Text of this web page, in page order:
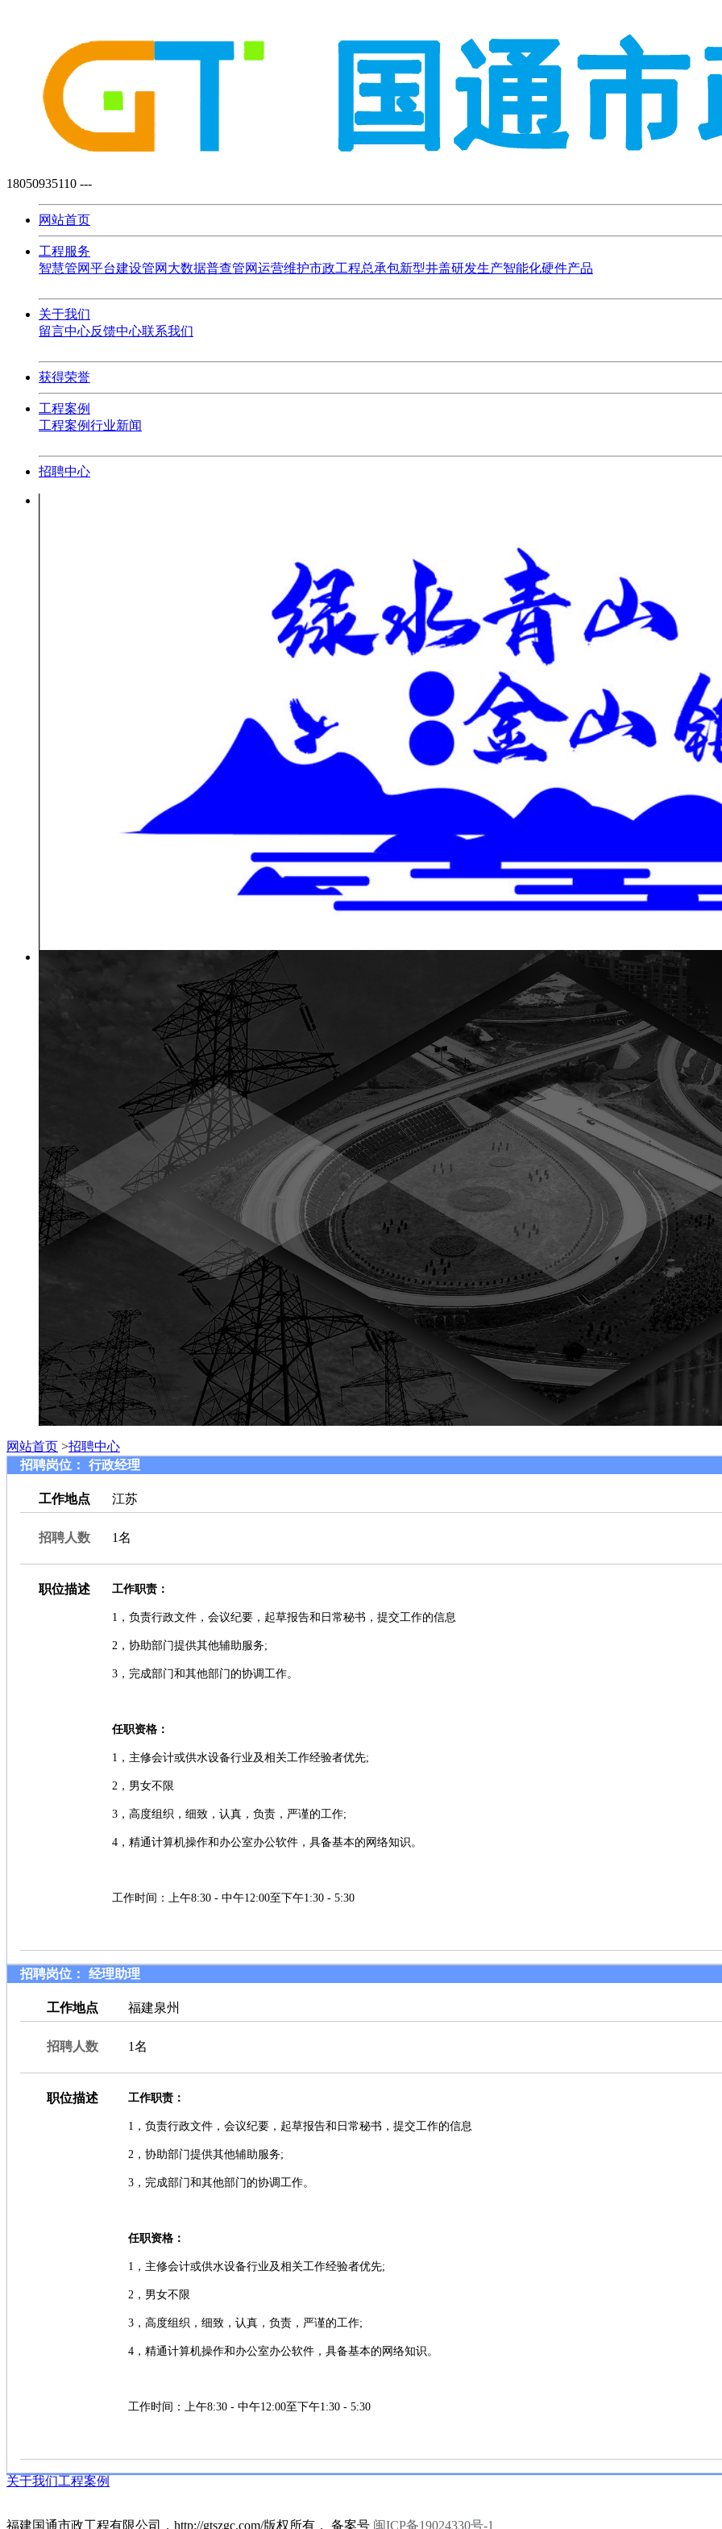
18050935110 ---
网站首页
工程服务
智慧管网平台建设管网大数据普查管网运营维护市政工程总承包新型井盖研发生产智能化硬件产品
关于我们
留言中心反馈中心联系我们
获得荣誉
工程案例
工程案例行业新闻
招聘中心
网站首页 >招聘中心
招聘岗位：
行政经理
工作地点 江苏
招聘人数 1名
职位描述 工作职责：
1，负责行政文件，会议纪要，起草报告和日常秘书，提交工作的信息
2，协助部门提供其他辅助服务;
3，完成部门和其他部门的协调工作。
任职资格：
1，主修会计或供水设备行业及相关工作经验者优先;
2，男女不限
3，高度组织，细致，认真，负责，严谨的工作;
4，精通计算机操作和办公室办公软件，具备基本的网络知识。
工作时间：上午8:30 - 中午12:00至下午1:30 - 5:30
招聘岗位： 经理助理
工作地点 福建泉州
招聘人数 1名
职位描述 工作职责：
1，负责行政文件，会议纪要，起草报告和日常秘书，提交工作的信息
2，协助部门提供其他辅助服务;
3，完成部门和其他部门的协调工作。
任职资格：
1，主修会计或供水设备行业及相关工作经验者优先;
2，男女不限
3，高度组织，细致，认真，负责，严谨的工作;
4，精通计算机操作和办公室办公软件，具备基本的网络知识。
工作时间：上午8:30 - 中午12:00至下午1:30 - 5:30
关于我们工程案例
福建国通市政工程有限公司，http://gtszgc.com/版权所有， 备案号 闽ICP备19024330号-1